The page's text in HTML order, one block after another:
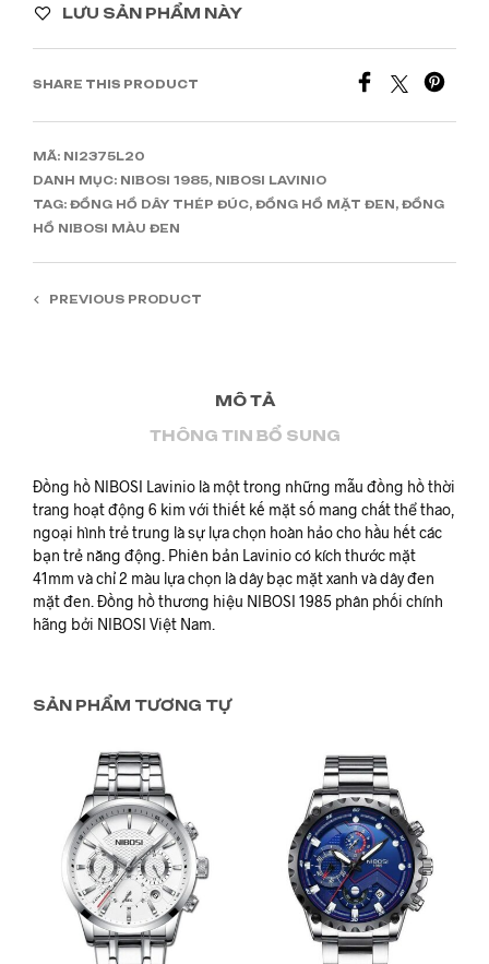
LƯU SẢN PHẨM NÀY
SHARE THIS PRODUCT
MÃ: NI2375L20
DANH MỤC: NIBOSI 1985, NIBOSI LAVINIO
TAG: ĐỒNG HỒ DÂY THÉP ĐÚC, ĐỒNG HỒ MẶT ĐEN, ĐỒNG
HỒ NIBOSI MÀU ĐEN
PREVIOUS PRODUCT
MÔ TẢ
THÔNG TIN BỔ SUNG
Đồng hồ NIBOSI Lavinio là một trong những mẫu đồng hồ thời
trang hoạt động 6 kim với thiết kế mặt số mang chất thể thao,
ngoại hình trẻ trung là sự lựa chọn hoàn hảo cho hầu hết các
bạn trẻ năng động. Phiên bản Lavinio có kích thước mặt
41mm và chỉ 2 màu lựa chọn là dây bạc mặt xanh và dây đen
mặt đen. Đồng hồ thương hiệu NIBOSI 1985 phân phối chính
hãng bởi NIBOSI Việt Nam.
SẢN PHẨM TƯƠNG TỰ